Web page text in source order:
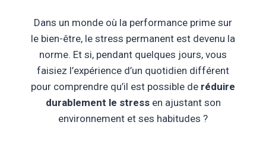
Dans un monde où la performance prime sur
le bien-être, le stress permanent est devenu la
norme. Et si, pendant quelques jours, vous
faisiez l’expérience d’un quotidien différent
pour comprendre qu’il est possible de réduire
durablement le stressen ajustant son
environnement et ses habitudes ?